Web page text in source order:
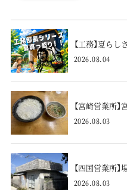
2026.08.04
【工務】夏ら
2026.08.03
【宮崎営業所】
2026.08.03
【四国営業所】